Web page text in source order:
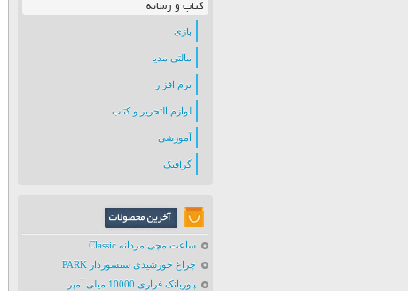
کتاب و رسانه
بازی
مالتی مدیا
نرم افزار
لوازم التحریر و کتاب
آموزشی
گرافیک
ساعت مچی مردانه Classic
چراغ خورشیدی سنسوردار PARK
پاوربانک فراری 10000 میلی آمپر